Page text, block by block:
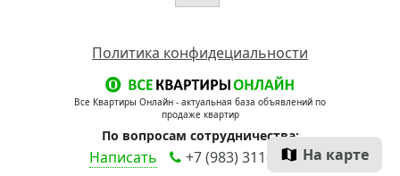
На карте
Политика конфидециальности
Все Квартиры Онлайн - актуальная база объявлений по
продаже квартир
По вопросам сотрудничества:
Написать +7 (983) 311-90-00